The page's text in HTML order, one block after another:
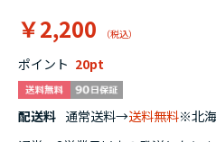
￥2,200
ポイント 20
配送料 通常送料→送料無料※北